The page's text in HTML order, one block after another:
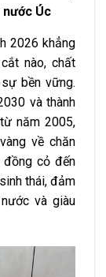
nước Úc
2026 khẳng
nào, chất
bền vững.
và thành
năm 2005,
về chăn
đồng cỏ đến
thái, đảm
và giàu